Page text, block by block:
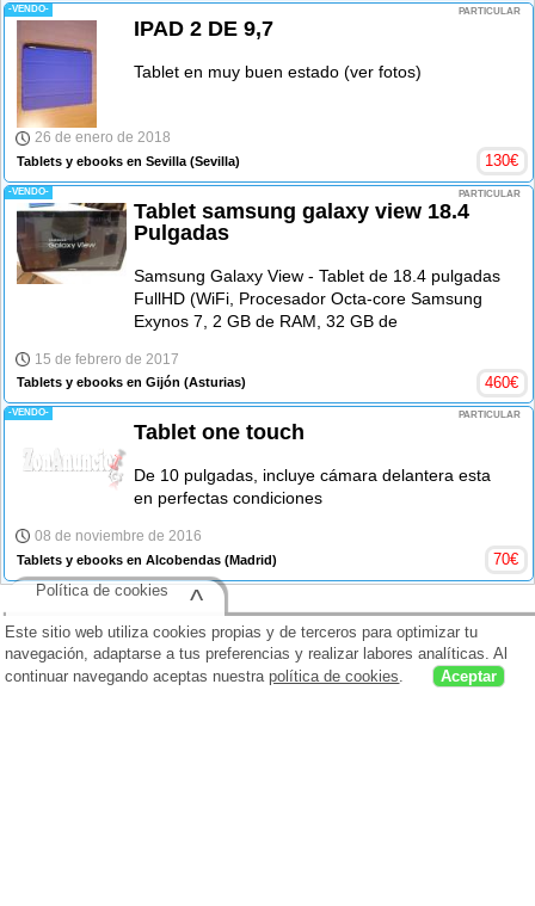
-VENDO- PARTICULAR
IPAD 2 DE 9,7
Tablet en muy buen estado (ver fotos)
26 de enero de 2018
Tablets y ebooks en Sevilla (Sevilla) 130€
-VENDO- PARTICULAR
Tablet samsung galaxy view 18.4
Pulgadas
Samsung Galaxy View - Tablet de 18.4 pulgadas
FullHD (WiFi, Procesador Octa-core Samsung
Exynos 7, 2 GB de RAM, 32 GB de
15 de febrero de 2017
Tablets y ebooks en Gijón (Asturias) 460€
-VENDO- PARTICULAR
Tablet one touch
De 10 pulgadas, incluye cámara delantera esta
en perfectas condiciones
08 de noviembre de 2016
Tablets y ebooks en Alcobendas (Madrid) 70€
Este sitio web utiliza cookies propias y de terceros para optimizar tu
navegación, adaptarse a tus preferencias y realizar labores analíticas. Al
continuar navegando aceptas nuestrapolítica de cookies Aceptar
Política de cookies ^